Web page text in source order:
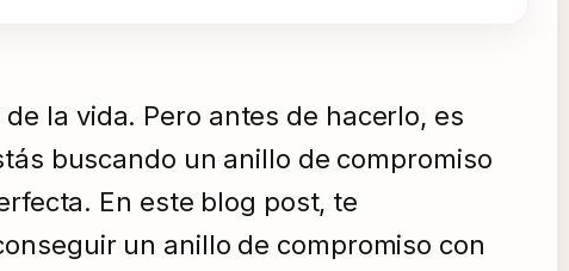
la vida. Pero antes de hacerlo, es
buscando un anillo de compromiso
En este blog post, te
un anillo de compromiso con